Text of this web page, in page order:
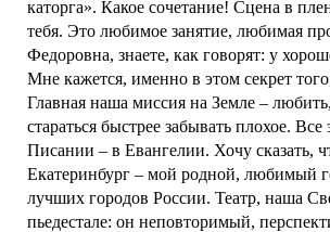
каторга». Какое сочетание! Сцена в
тебя. Это любимое занятие, любимая
Федоровна, знаете, как говорят: у
Мне кажется, именно в этом секрет
Главная наша миссия на Земле –
стараться быстрее забывать плохое.
Писании – в Евангелии. Хочу сказать,
Екатеринбург – мой родной, любимый
лучших городов России. Театр, наша
пьедестале: он неповторимый,